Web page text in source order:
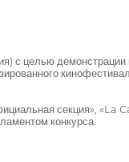
целью демонстрации
секция», «La
конкурса.